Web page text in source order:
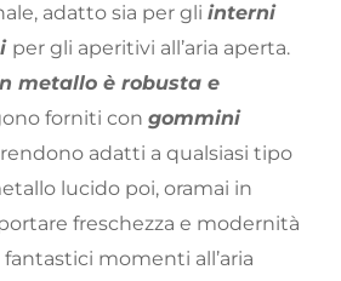
adatto sia per gli interni
per gli aperitivi all’aria aperta.
metallo è robusta e
forniti con gommini
adatti a qualsiasi tipo
lucido poi, oramai in
freschezza e modernità
fantastici momenti all’aria